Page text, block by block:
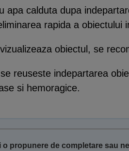
apa calduta dupa
rapida a obiectului
obiectul, se
reuseste indepartarea
si hemoragice.
o propunere de completare sau